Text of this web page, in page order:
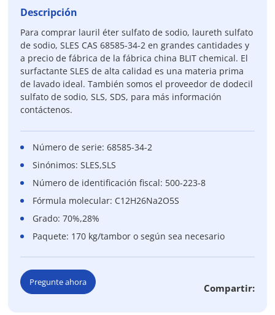
Descripción
Para comprar lauril éter sulfato de sodio, laureth sulfato
de sodio, SLES CAS 68585-34-2 en grandes cantidades y
a precio de fábrica de la fábrica china BLIT chemical. El
surfactante SLES de alta calidad es una materia prima
de lavado ideal. También somos el proveedor de dodecil
sulfato de sodio, SLS, SDS, para más información
contáctenos.
Número de serie: 68585-34-2
Sinónimos: SLES,SLS
Número de identificación fiscal: 500-223-8
Fórmula molecular: C12H26Na2O5S
Grado: 70%,28%
Paquete: 170 kg/tambor o según sea necesario
Pregunte ahora Compartir: